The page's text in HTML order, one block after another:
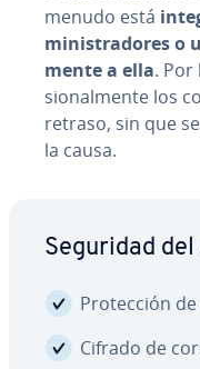
menudo está
mi­ni­s­tra­do­res o
me­n­te a ella.
sio­na­l­me­n­te los
retraso, sin que
la causa.
Seguridad
Pro­te­c­ción
Cifrado de